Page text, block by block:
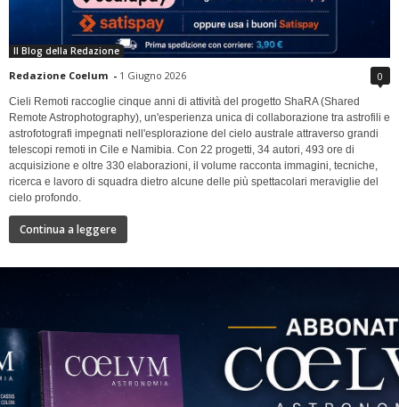
Il Blog della Redazione
Redazione Coelum - 1 Giugno 2026 0
Cieli Remoti raccoglie cinque anni di attività del progetto ShaRA (Shared
Remote Astrophotography), un'esperienza unica di collaborazione tra astrofili e
astrofotografi impegnati nell'esplorazione del cielo australe attraverso grandi
telescopi remoti in Cile e Namibia. Con 22 progetti, 34 autori, 493 ore di
acquisizione e oltre 330 elaborazioni, il volume racconta immagini, tecniche,
ricerca e lavoro di squadra dietro alcune delle più spettacolari meraviglie del
cielo profondo.
Continua a leggere